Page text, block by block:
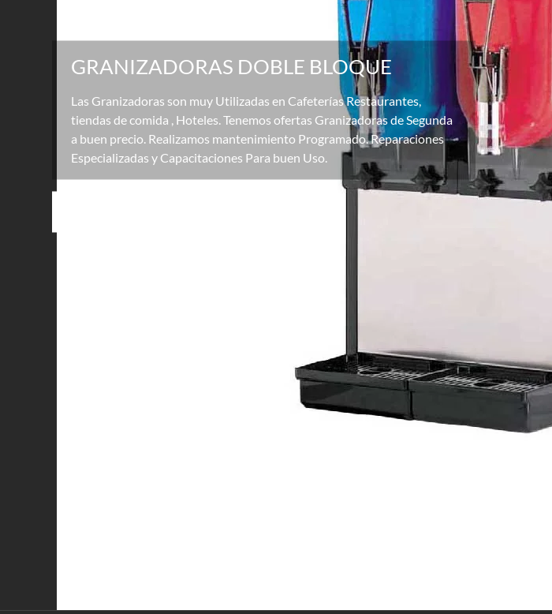
GRANIZADORAS DOBLE BLOQUE
Las Granizadoras son muy Utilizadas en Cafeterías Restaurantes,
tiendas de comida , Hoteles. Tenemos ofertas Granizadoras de Segunda
a buen precio. Realizamos mantenimiento Programado. Reparaciones
Especializadas y Capacitaciones Para buen Uso.